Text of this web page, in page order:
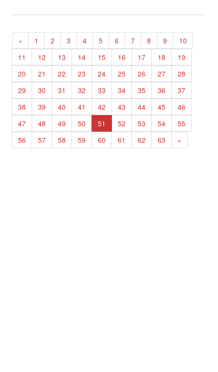
« 1 2 3 4 5 6 7 8 9
10
11
12 13 14 15 16 17 18
19
20
21 22 23 24 25 26 27
28
29
30 31 32 33 34 35 36
37
38
39 40 41 42 43 44 45
46
47
48 49 50 51 52 53 54
55
56
57 58 59 60 61 62 63 »